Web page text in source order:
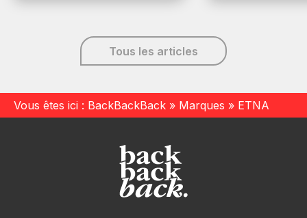
Tous les articles
Vous êtes ici : BackBackBack » Marques » ETNA